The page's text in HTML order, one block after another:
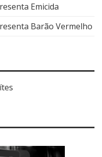
Emicida
Barão Vermelho